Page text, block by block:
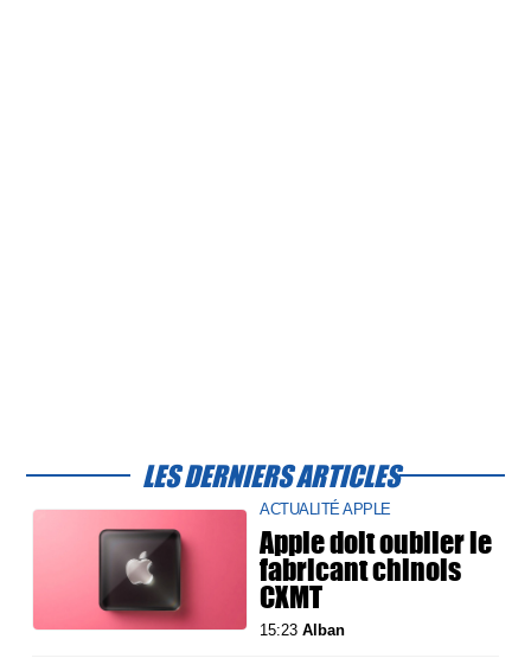
LES DERNIERS ARTICLES
ACTUALITÉ APPLE
Apple doit oublier le
fabricant chinois
CXMT
15:23Alban